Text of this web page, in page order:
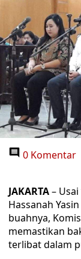
0 Komentar
JAKARTA–
Hassanah
buahnya,
memastikan
terlibat dalam